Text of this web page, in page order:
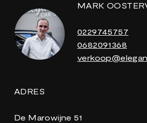
MARK
0229745757
0682091368
ADRES
De Marowijne 51